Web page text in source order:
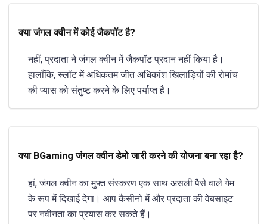
क्या जंगल क्वीन में कोई जैकपॉट है?
नहीं, प्रदाता ने जंगल क्वीन में जैकपॉट प्रदान नहीं किया है।
हालाँकि, स्लॉट में अधिकतम जीत अधिकांश खिलाड़ियों की रोमांच
की प्यास को संतुष्ट करने के लिए पर्याप्त है।
क्या BGaming जंगल क्वीन डेमो जारी करने की योजना बना रहा है?
हां, जंगल क्वीन का मुफ्त संस्करण एक साथ असली पैसे वाले गेम
के रूप में दिखाई देगा। आप कैसीनो में और प्रदाता की वेबसाइट
पर नवीनता का प्रयास कर सकते हैं।